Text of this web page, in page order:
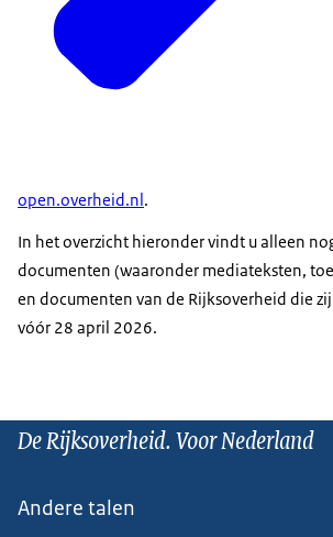
open.overheid.nl.
In het overzicht hieronder vindt u alleen
documenten (waaronder mediateksten,
en documenten van de Rijksoverheid die
vóór 28 april 2026.
De Rijksoverheid. Voor Nederland
Andere talen